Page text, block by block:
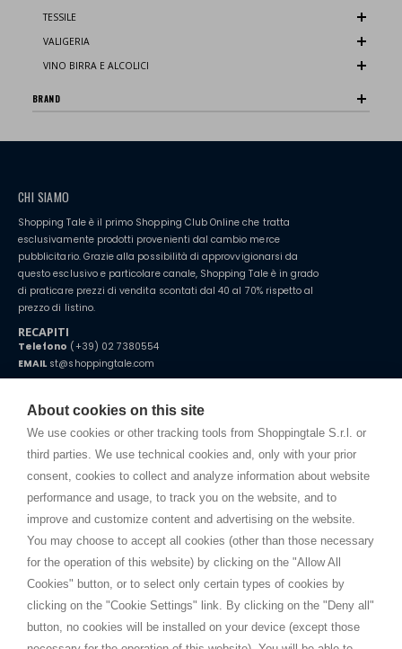
About cookies on this site
We use cookies or other tracking tools from Shoppingtale S.r.l. or
third parties. We use technical cookies and, only with your prior
consent, cookies to collect and analyze information about website
performance and usage, to track you on the website, and to
improve and customize content and advertising on the website.
You may choose to accept all cookies (other than those necessary
for the operation of this website) by clicking on the "Allow All
Cookies" button, or to select only certain types of cookies by
clicking on the "Cookie Settings" link. By clicking on the "Deny all"
button, no cookies will be installed on your device (except those
TESSILE
VALIGERIA
VINO BIRRA E ALCOLICI
BRAND
CHI SIAMO
Shopping Tale è il primo Shopping Club Online che tratta
esclusivamente prodotti provenienti dal cambio merce
pubblicitario. Grazie alla possibilità di approvvigionarsi da
questo esclusivo e particolare canale, Shopping Tale è in grado
di praticare prezzi di vendita scontati dal 40 al 70% rispetto al
prezzo di listino.
RECAPITI
Telefono (+39) 02 7380554
EMAILst@shoppingtale.com
Starting this year, we decided to provide our customers withfake
home. You will always receive great care and attention, even from a
distance.
TERMINI E CONDIZIONI
Spedizioni
Termini e condizioni
Cookie
SHOPPINGTALE
Chi siamo
Convenzioni aziende
Vantaggi cambio merce